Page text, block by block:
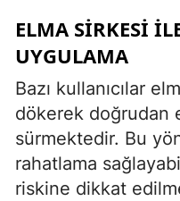
ELMA SIRKESI
UYGULAMA
Bazı kullanıcılar
dökerek doğrudan
sürmektedir. Bu
rahatlama
riskine dikkat